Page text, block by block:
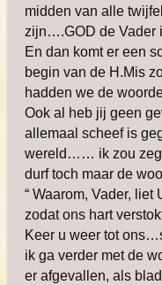
midden van alle
zijn….GOD de Vader
En dan komt er een
begin van de H.Mis
hadden we de
Ook al heb jij geen
allemaal scheef is
wereld…… ik zou
durf toch maar de
“ Waarom, Vader,
zodat ons hart
Keer u weer tot
ik ga verder met de
er afgevallen, als